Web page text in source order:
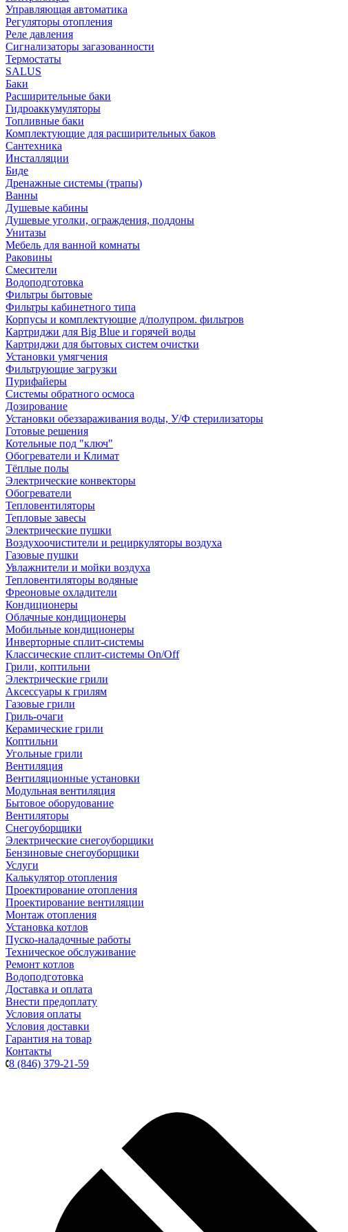
Управляющая автоматика
Регуляторы отопления
Реле давления
Сигнализаторы загазованности
Термостаты
SALUS
Баки
Расширительные баки
Гидроаккумуляторы
Топливные баки
Комплектующие для расширительных баков
Сантехника
Инсталляции
Биде
Дренажные системы (трапы)
Ванны
Душевые кабины
Душевые уголки, ограждения, поддоны
Унитазы
Мебель для ванной комнаты
Раковины
Смесители
Водоподготовка
Фильтры бытовые
Фильтры кабинетного типа
Корпусы и комплектующие д/полупром. фильтров
Картриджи для Big Blue и горячей воды
Картриджи для бытовых систем очистки
Установки умягчения
Фильтрующие загрузки
Пурифайеры
Системы обратного осмоса
Дозирование
Установки обеззараживания воды, У/Ф стерилизаторы
Готовые решения
Котельные под "ключ"
Обогреватели и Климат
Тёплые полы
Электрические конвекторы
Обогреватели
Тепловентиляторы
Тепловые завесы
Электрические пушки
Воздухоочистители и рециркуляторы воздуха
Газовые пушки
Увлажнители и мойки воздуха
Тепловентиляторы водяные
Фреоновые охладители
Кондиционеры
Облачные кондиционеры
Мобильные кондиционеры
Инверторные сплит-системы
Классические сплит-системы On/Off
Грили, коптильни
Электрические грили
Аксессуары к грилям
Газовые грили
Гриль-очаги
Керамические грили
Коптильни
Угольные грили
Вентиляция
Вентиляционные установки
Модульная вентиляция
Бытовое оборудование
Вентиляторы
Снегоуборщики
Электрические снегоуборщики
Бензиновые снегоуборщики
Услуги
Калькулятор отопления
Проектирование отопления
Проектирование вентиляции
Монтаж отопления
Установка котлов
Пуско-наладочные работы
Техническое обслуживание
Ремонт котлов
Водоподготовка
Доставка и оплата
Внести предоплату
Условия оплаты
Условия доставки
Гарантия на товар
Контакты
8 (846) 379-21-59